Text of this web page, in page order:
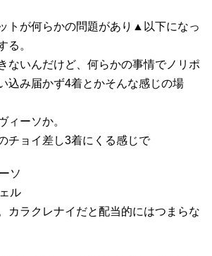
トが何らかの問題があり▲以下になっ
る。
ないんだけど、何らかの事情でノリポ
込み届かず4着とかそんな感じの場
ィーソか。
チョイ差し3着にくる感じで
ソ
ル
カラクレナイだと配当的にはつまらな